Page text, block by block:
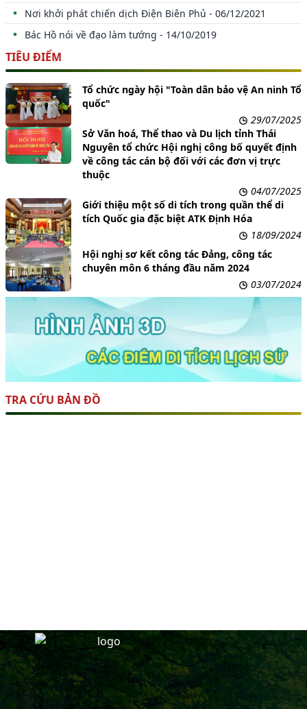
Nơi khởi phát chiến dịch Điện Biên Phủ - 06/12/2021
Bác Hồ nói về đạo làm tướng - 14/10/2019
TIÊU ĐIỂM
Tổ chức ngày hội "Toàn dân bảo vệ An ninh Tổ
quốc"
29/07/2025
Sở Văn hoá, Thể thao và Du lịch tỉnh Thái
Nguyên tổ chức Hội nghị công bố quyết định
về công tác cán bộ đối với các đơn vị trực
thuộc
04/07/2025
Giới thiệu một số di tích trong quần thể di
tích Quốc gia đặc biệt ATK Định Hóa
18/09/2024
Hội nghị sơ kết công tác Đảng, công tác
chuyên môn 6 tháng đầu năm 2024
03/07/2024
TRA CỨU BẢN ĐỒ